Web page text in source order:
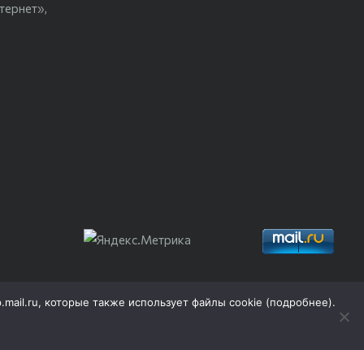
которые также использует файлы cookie (подробнее).